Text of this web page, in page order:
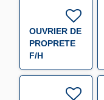
OUVRIER DE
PROPRETE
F/H